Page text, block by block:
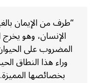
“طرف من الإيمان
الإنسان، وهو
المضروب على
وراء هذا النطاق
بخصائصها